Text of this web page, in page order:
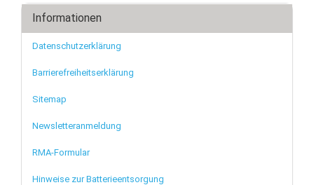
Informationen
Datenschutzerklärung
Barrierefreiheitserklärung
Sitemap
Newsletteranmeldung
RMA-Formular
Hinweise zur Batterieentsorgung